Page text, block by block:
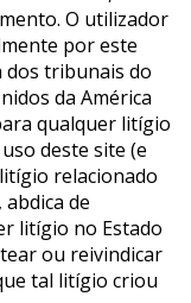
O utilizador
por este
dos tribunais do
da América
qualquer litígio
deste site (e
relacionado
de
litígio no Estado
ou reivindicar
tal litígio criou